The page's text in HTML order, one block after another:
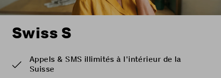
Swiss S
Appels & SMS illimités à l'intérieur de la
Suisse